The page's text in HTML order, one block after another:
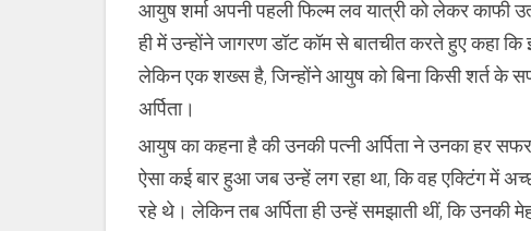
हुई
आयुष शर्मा अपनी पहली फिल्म लव यात्री को लेकर काफी
ही में उन्होंने जागरण डॉट कॉम से बातचीत करते हुए कहा
लेकिन एक शख्स है, जिन्होंने आयुष को बिना किसी शर्त के
अर्पिता।
आयुष का कहना है की उनकी पत्नी अर्पिता ने उनका हर
ऐसा कई बार हुआ जब उन्हें लग रहा था, कि वह एक्टिंग में
रहे थे। लेकिन तब अर्पिता ही उन्हें समझाती थीं, कि